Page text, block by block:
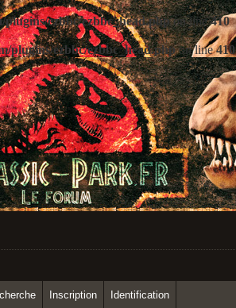
plugins/ezbbc/ezbbc_head.phpon line410
plugins/ezbbc/ezbbc_head.phpon line410
Inscription Identification